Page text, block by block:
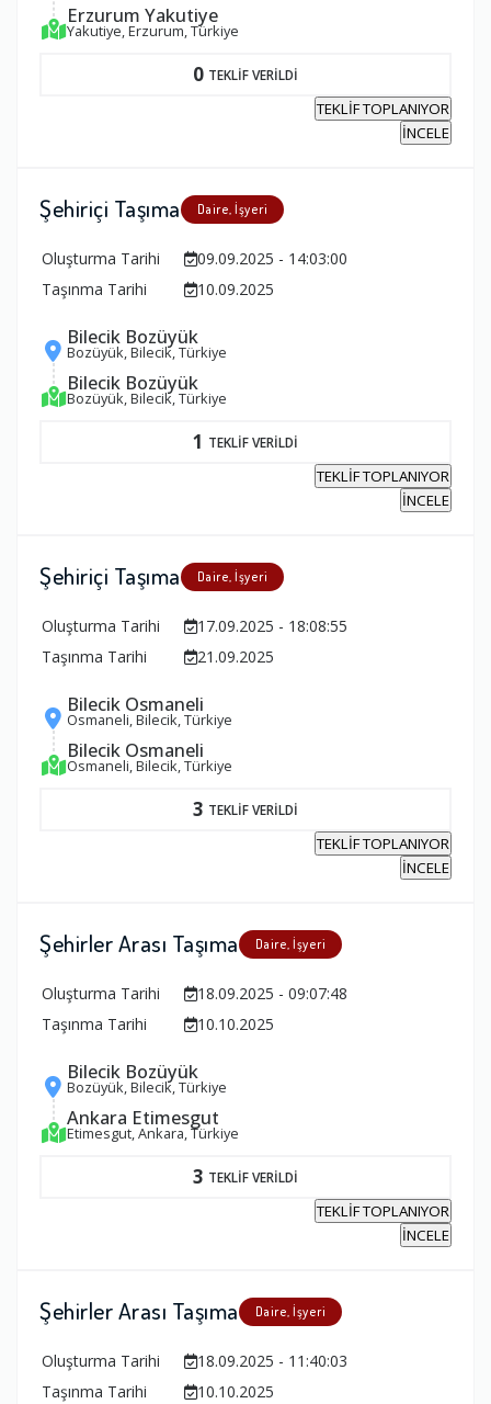
Erzurum Yakutiye
Yakutiye, Erzurum, Türkiye
0 TEKLİF VERİLDİ
TEKLİF TOPLANIYOR
İNCELE
Şehiriçi Taşıma Daire, İşyeri
Oluşturma Tarihi
09.09.2025 - 14:03:00
Taşınma Tarihi
10.09.2025
Bilecik Bozüyük
Bozüyük, Bilecik, Türkiye
Bilecik Bozüyük
Bozüyük, Bilecik, Türkiye
1 TEKLİF VERİLDİ
TEKLİF TOPLANIYOR
İNCELE
Şehiriçi Taşıma Daire, İşyeri
Oluşturma Tarihi
17.09.2025 - 18:08:55
Taşınma Tarihi
21.09.2025
Bilecik Osmaneli
Osmaneli, Bilecik, Türkiye
Bilecik Osmaneli
Osmaneli, Bilecik, Türkiye
3 TEKLİF VERİLDİ
TEKLİF TOPLANIYOR
İNCELE
Şehirler Arası Taşıma Daire, İşyeri
Oluşturma Tarihi
18.09.2025 - 09:07:48
Taşınma Tarihi
10.10.2025
Bilecik Bozüyük
Bozüyük, Bilecik, Türkiye
Ankara Etimesgut
Etimesgut, Ankara, Türkiye
3 TEKLİF VERİLDİ
TEKLİF TOPLANIYOR
İNCELE
Şehirler Arası Taşıma Daire, İşyeri
Oluşturma Tarihi
18.09.2025 - 11:40:03
Taşınma Tarihi
10.10.2025